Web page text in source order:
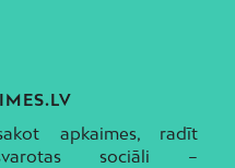
apkaimes, radīt
sociāli –